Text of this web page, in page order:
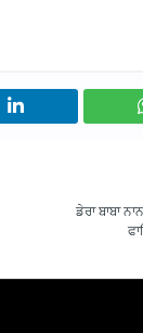
ਡੇਰਾ ਬਾਬਾ